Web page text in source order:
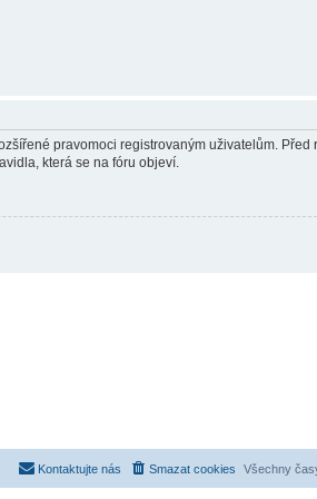
pravomoci registrovaným uživatelům. Před
která se na fóru objeví.
Všechny
Smazat cookies
Kontaktujte nás